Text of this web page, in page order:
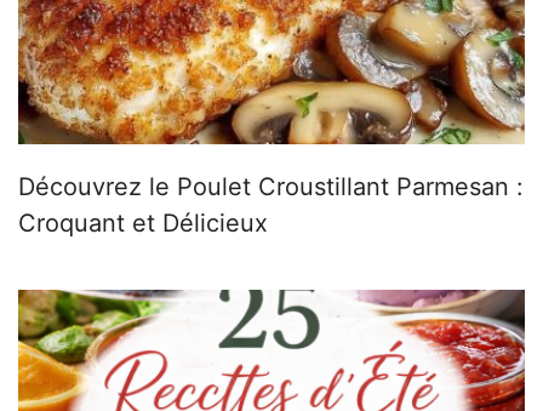
Découvrez le Poulet Croustillant Parmesan :
Croquant et Délicieux